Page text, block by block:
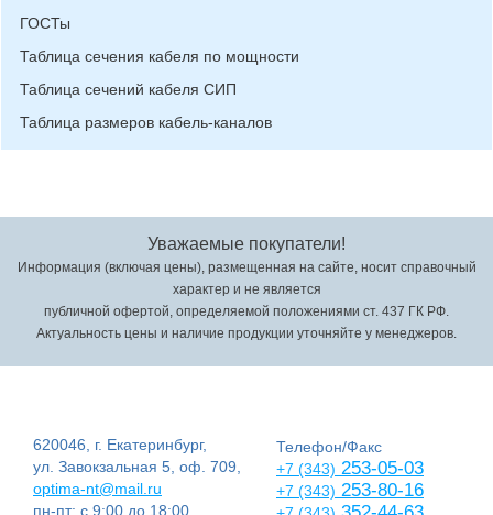
ГОСТы
Таблица сечения кабеля по мощности
Таблица сечений кабеля СИП
Таблица размеров кабель-каналов
Уважаемые покупатели!
Информация (включая цены), размещенная на сайте, носит справочный
характер и не является
публичной офертой, определяемой положениями ст. 437 ГК РФ.
Актуальность цены и наличие продукции уточняйте у менеджеров.
620046, г. Екатеринбург,
ул. Завокзальная 5, оф. 709,
optima-nt@mail.ru
пн-пт: с 9:00 до 18:00
Телефон/Факс
+7 (343) 253-05-03
+7 (343) 253-80-16